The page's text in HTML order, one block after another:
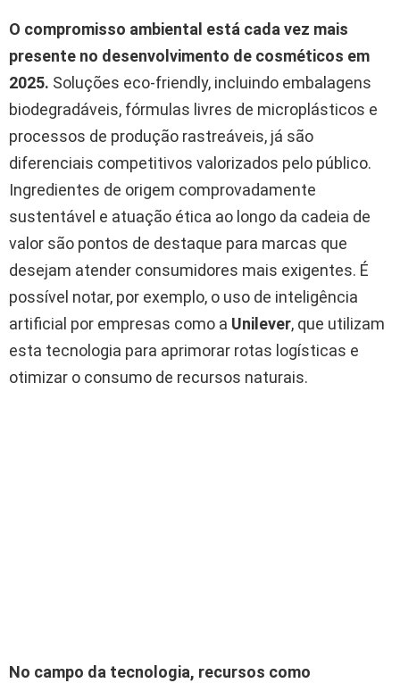
O compromisso ambiental está cada vez mais
presente no desenvolvimento de cosméticos em
2025. Soluções eco-friendly, incluindo embalagens
biodegradáveis, fórmulas livres de microplásticos e
processos de produção rastreáveis, já são
diferenciais competitivos valorizados pelo público.
Ingredientes de origem comprovadamente
sustentável e atuação ética ao longo da cadeia de
valor são pontos de destaque para marcas que
desejam atender consumidores mais exigentes. É
possível notar, por exemplo, o uso de inteligência
artificial por empresas como a Unilever, que utilizam
esta tecnologia para aprimorar rotas logísticas e
otimizar o consumo de recursos naturais.
No campo da tecnologia, recursos como